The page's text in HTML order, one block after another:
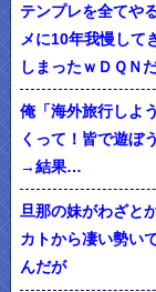
テンプレを全てや
メに10年我慢して
しまったｗＤＱＮ
俺「海外旅行しよ
くって！皆で遊ぼ
→結果…
旦那の妹がわざと
カトから凄い勢い
んだが